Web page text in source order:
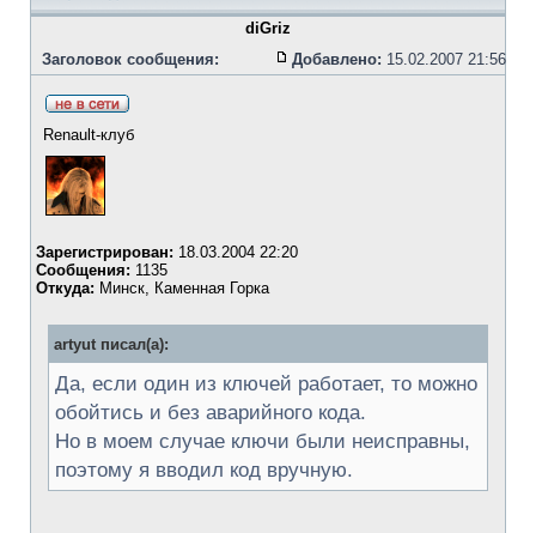
diGriz
Заголовок сообщения:
Добавлено: 15.02.2007 21:56
Renault-клуб
Зарегистрирован: 18.03.2004 22:20
Сообщения: 1135
Откуда: Минск, Каменная Горка
artyut писал(а):
Да, если один из ключей работает, то можно
обойтись и без аварийного кода.
Но в моем случае ключи были неисправны,
поэтому я вводил код вручную.